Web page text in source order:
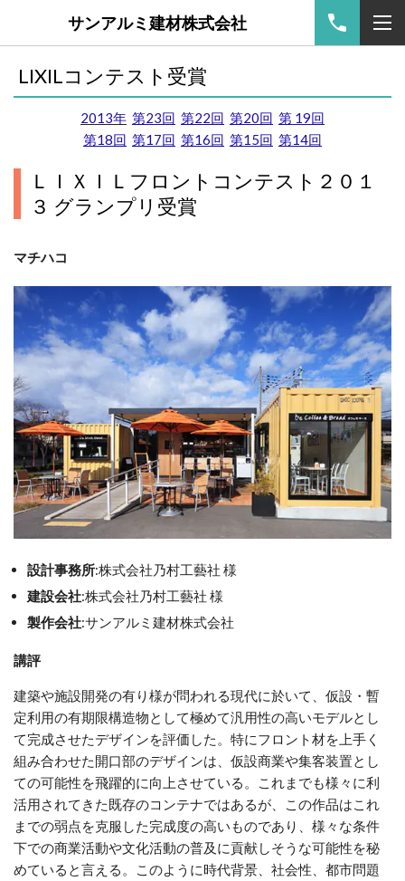
サンアルミ建材株式会社
LIXILコンテスト受賞
2013年 第23回 第22回 第20回 第 19回
第18回 第17回 第16回 第15回 第14回
ＬＩＸＩＬフロントコンテスト２０１
３ グランプリ受賞
マチハコ
設計事務所:株式会社乃村工藝社 様
建設会社:株式会社乃村工藝社 様
製作会社:サンアルミ建材株式会社
講評
建築や施設開発の有り様が問われる現代に於いて、仮設・暫
定利用の有期限構造物として極めて汎用性の高いモデルとし
て完成させたデザインを評価した。特にフロント材を上手く
組み合わせた開口部のデザインは、仮設商業や集客装置とし
ての可能性を飛躍的に向上させている。これまでも様々に利
活用されてきた既存のコンテナではあるが、この作品はこれ
までの弱点を克服した完成度の高いものであり、様々な条件
下での商業活動や文化活動の普及に貢献しそうな可能性を秘
めていると言える。このように時代背景、社会性、都市問題